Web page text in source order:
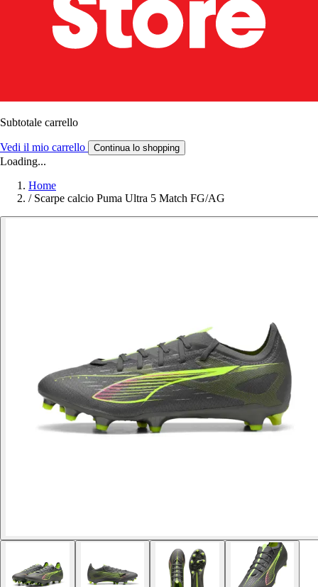
Subtotale carrello
Vedi il mio carrello Continua lo shopping
Loading...
Home
/ Scarpe calcio Puma Ultra 5 Match FG/AG